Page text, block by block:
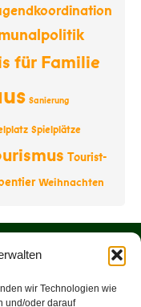
wir Technologien wie
und/oder darauf
für Familie
Sanierung
Spielplätze
Tourist-
Weihnachten